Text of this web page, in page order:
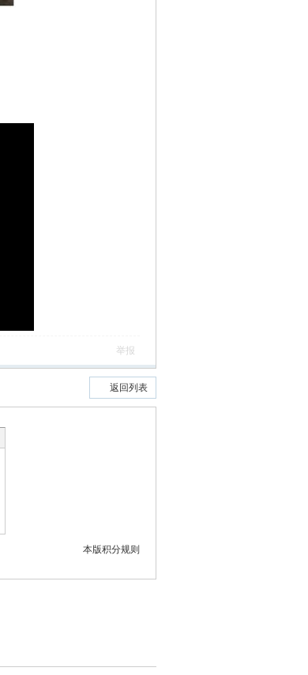
举报
返回列表
本版积分规则